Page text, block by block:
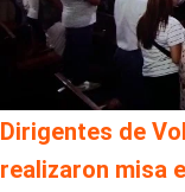
Dirigentes de
realizaron misa